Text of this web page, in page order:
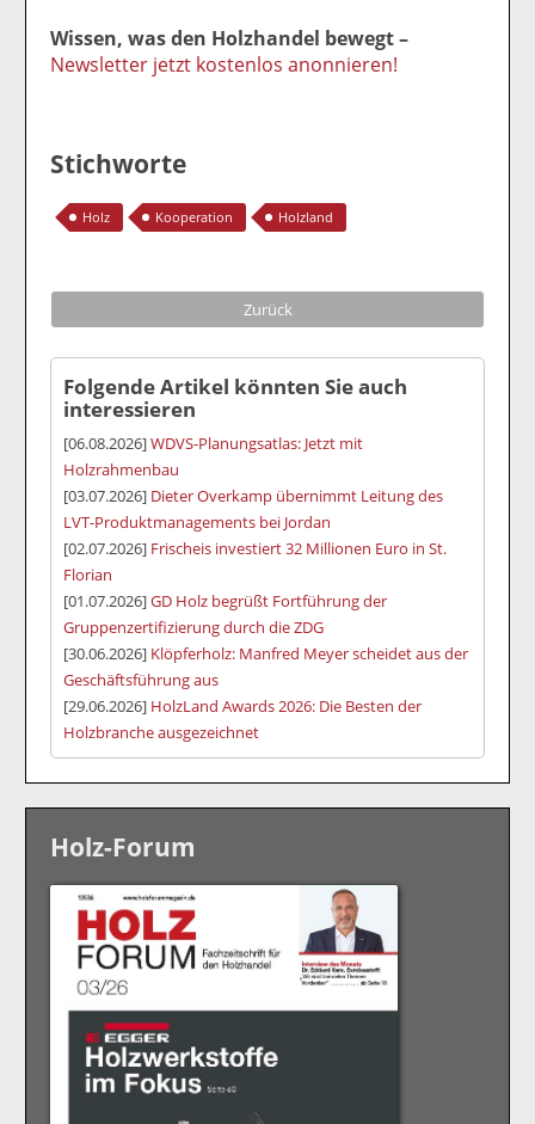
Wissen, was den Holzhandel bewegt –
Newsletter jetzt kostenlos anonnieren!
Stichworte
Holz Kooperation Holzland
Zurück
Folgende Artikel könnten Sie auch
interessieren
[06.08.2026]WDVS-Planungsatlas: Jetzt mit
Holzrahmenbau
[03.07.2026] Dieter Overkamp übernimmt Leitung des
LVT-Produktmanagements bei Jordan
[02.07.2026] Frischeis investiert 32 Millionen Euro in St.
Florian
[01.07.2026]GD Holz begrüßt Fortführung der
Gruppenzertifizierung durch die ZDG
[30.06.2026] Klöpferholz: Manfred Meyer scheidet aus der
Geschäftsführung aus
[29.06.2026] HolzLand Awards 2026: Die Besten der
Holzbranche ausgezeichnet
Holz-Forum